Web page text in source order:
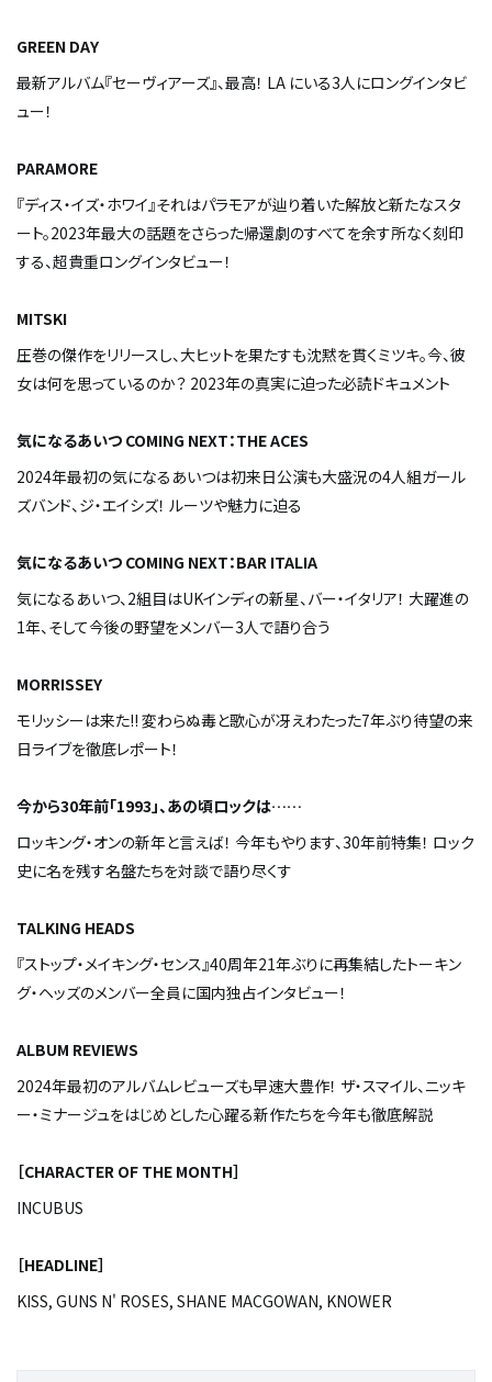
GREEN DAY
最新アルバム『セーヴィアーズ』、最高！ LA にいる3人にロングインタビ
ュー！
PARAMORE
『ディス・イズ・ホワイ』――それはパラモアが辿り着いた解放と新たなスタ
ート。2023年最大の話題をさらった帰還劇のすべてを余す所なく刻印
する、超貴重ロングインタビュー！
MITSKI
圧巻の傑作をリリースし、大ヒットを果たすも沈黙を貫くミツキ。今、彼
女は何を思っているのか？ 2023年の真実に迫った必読ドキュメント
気になるあいつ COMING NEXT：THE ACES
2024年最初の気になるあいつは初来日公演も大盛況の4人組ガール
ズバンド、ジ・エイシズ！ ルーツや魅力に迫る
気になるあいつ COMING NEXT：BAR ITALIA
気になるあいつ、2組目はUKインディの新星、バー・イタリア！ 大躍進の
1年、そして今後の野望をメンバー3人で語り合う
MORRISSEY
モリッシーは来た!! 変わらぬ毒と歌心が冴えわたった7年ぶり待望の来
日ライブを徹底レポート！
今から30年前「1993」、あの頃ロックは……
ロッキング・オンの新年と言えば！ 今年もやります、30年前特集！ ロック
史に名を残す名盤たちを対談で語り尽くす
TALKING HEADS
『ストップ・メイキング・センス』40周年――21年ぶりに再集結したトーキン
グ・ヘッズのメンバー全員に国内独占インタビュー！
ALBUM REVIEWS
2024年最初のアルバムレビューズも早速大豊作！ ザ・スマイル、ニッキ
ー・ミナージュをはじめとした心躍る新作たちを今年も徹底解説
［CHARACTER OF THE MONTH］
INCUBUS
［HEADLINE］
KISS, GUNS N' ROSES, SHANE MACGOWAN, KNOWER